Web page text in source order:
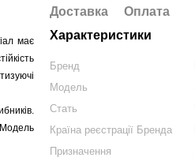
має
Модель
Доставка
Оплата
Характеристики
Бренд
Модель
Стать
Країна реєстрації Бренда
Призначення